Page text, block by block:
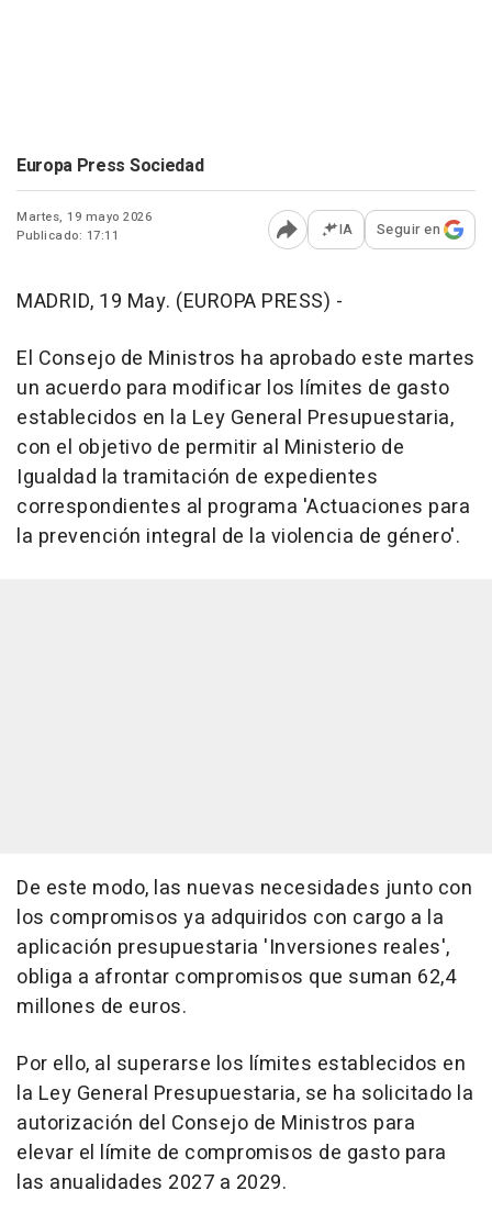
Europa Press Sociedad
Martes, 19 mayo 2026
Publicado: 17:11
Abrir opciones para
IA Seguir en
MADRID, 19 May. (EUROPA PRESS) -
El Consejo de Ministros ha aprobado este martes
un acuerdo para modificar los límites de gasto
establecidos en la Ley General Presupuestaria,
con el objetivo de permitir al Ministerio de
Igualdad la tramitación de expedientes
correspondientes al programa 'Actuaciones para
la prevención integral de la violencia de género'.
De este modo, las nuevas necesidades junto con
los compromisos ya adquiridos con cargo a la
aplicación presupuestaria 'Inversiones reales',
obliga a afrontar compromisos que suman 62,4
millones de euros.
Por ello, al superarse los límites establecidos en
la Ley General Presupuestaria, se ha solicitado la
autorización del Consejo de Ministros para
elevar el límite de compromisos de gasto para
las anualidades 2027 a 2029.